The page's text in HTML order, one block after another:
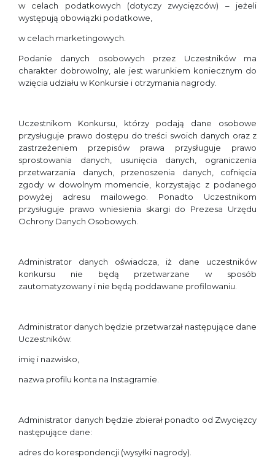
w celach podatkowych (dotyczy zwycięzców) – jeżeli
występują obowiązki podatkowe,
w celach marketingowych.
Podanie danych osobowych przez Uczestników ma
charakter dobrowolny, ale jest warunkiem koniecznym do
wzięcia udziału w Konkursie i otrzymania nagrody.
Uczestnikom Konkursu, którzy podają dane osobowe
przysługuje prawo dostępu do treści swoich danych oraz z
zastrzeżeniem przepisów prawa przysługuje prawo
sprostowania danych, usunięcia danych, ograniczenia
przetwarzania danych, przenoszenia danych, cofnięcia
zgody w dowolnym momencie, korzystając z podanego
powyżej adresu mailowego. Ponadto Uczestnikom
przysługuje prawo wniesienia skargi do Prezesa Urzędu
Ochrony Danych Osobowych.
Administrator danych oświadcza, iż dane uczestników
konkursu nie będą przetwarzane w sposób
zautomatyzowany i nie będą poddawane profilowaniu.
Administrator danych będzie przetwarzał następujące dane
Uczestników:
imię i nazwisko,
nazwa profilu konta na Instagramie.
Administrator danych będzie zbierał ponadto od Zwycięzcy
następujące dane:
adres do korespondencji (wysyłki nagrody).